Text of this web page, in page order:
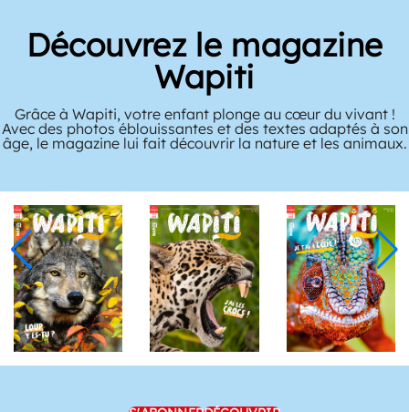
Découvrez le magazine
Wapiti
Grâce à Wapiti, votre enfant plonge au cœur du vivant !
Avec des photos éblouissantes et des textes adaptés à son
âge, le magazine lui fait découvrir la nature et les animaux.